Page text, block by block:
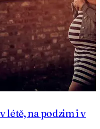
létě, na podzim i v